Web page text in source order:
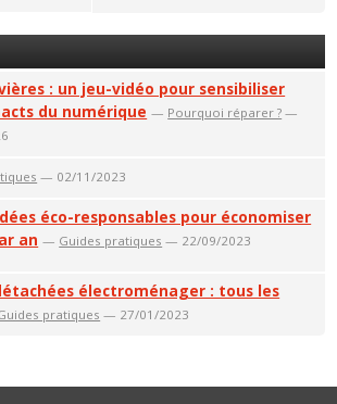
: un jeu-vidéo pour sensibiliser
du numérique — Pourquoi réparer ? —
— 02/11/2023
éco-responsables pour économiser
an — Guides pratiques — 22/09/2023
électroménager : tous les
pratiques — 27/01/2023